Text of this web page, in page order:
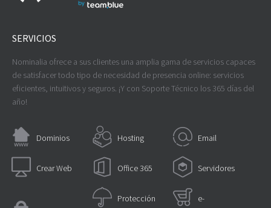
SERVICIOS
Nominalia ofrece a sus clientes una amplia gama de servicios capaces
de satisfacer todo tipo de necesidad de presencia online: servicios
eficientes, intuitivos y seguros. ¡Y con Soporte Técnico los 365 días del
año!
Dominios Hosting Email
Crear Web Office 365 Servidores
Protección
e-